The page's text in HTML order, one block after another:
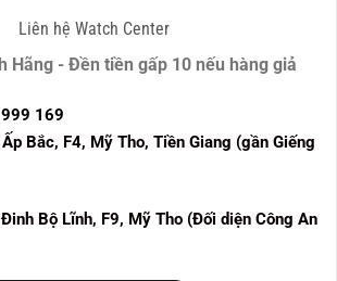
Liên hệ Watch Center
Hãng - Đền tiền gấp 10 nếu hàng giả
169
Bắc, F4, Mỹ Tho, Tiền Giang (gần Giếng
Đinh Bộ Lĩnh, F9, Mỹ Tho (Đối diện Công An